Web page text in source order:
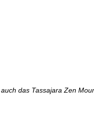
das Tassajara Zen